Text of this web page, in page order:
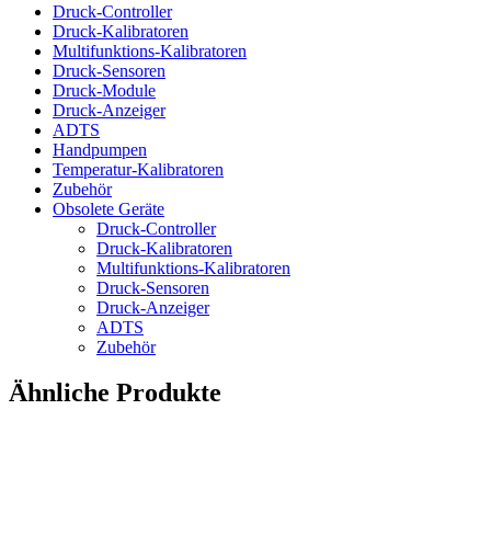
Druck-Controller
Druck-Kalibratoren
Multifunktions-Kalibratoren
Druck-Sensoren
Druck-Module
Druck-Anzeiger
ADTS
Handpumpen
Temperatur-Kalibratoren
Zubehör
Obsolete Geräte
Druck-Controller
Druck-Kalibratoren
Multifunktions-Kalibratoren
Druck-Sensoren
Druck-Anzeiger
ADTS
Zubehör
Ähnliche Produkte